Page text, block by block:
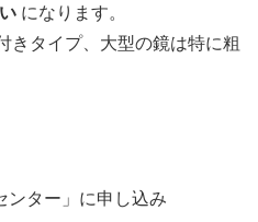
になります。
きタイプ、大型の鏡は特に粗
ンター」に申し込み